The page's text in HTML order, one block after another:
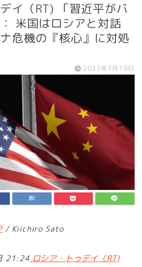
イ（RT) 「習近平がバ
米国はロシアと対話
危機の『核心』に対処
2022年3月19日
/ Kiichiro Sato
21:24 ロシア・トゥデイ（RT)